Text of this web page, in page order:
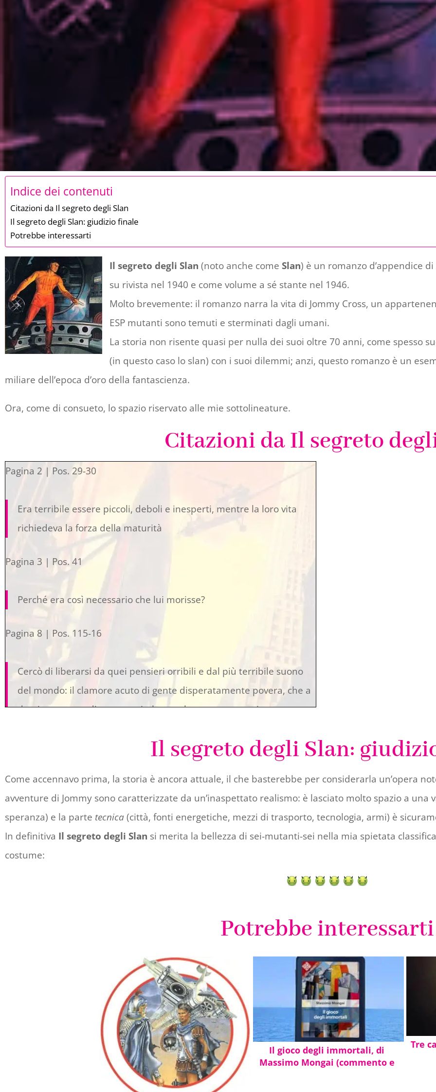
Indice dei contenuti
Citazioni da Il segreto degli Slan
Il segreto degli Slan: giudizio finale
Potrebbe interessarti
Il segreto degli Slan (noto anche come Slan) è un romanzo d’appendice
su rivista nel 1940 e come volume a sé stante nel 1946.
Molto brevemente: il romanzo narra la vita di Jommy Cross, un
ESP mutanti sono temuti e sterminati dagli umani.
La storia non risente quasi per nulla dei suoi oltre 70 anni, come spesso
(in questo caso lo slan) con i suoi dilemmi; anzi, questo romanzo è un
miliare dell’epoca d’oro della fantascienza.
Ora, come di consueto, lo spazio riservato alle mie sottolineature.
Citazioni da Il segreto
Pagina 2 | Pos. 29-30
Era terribile essere piccoli, deboli e inesperti, mentre la loro vita
richiedeva la forza della maturità
Pagina 3 | Pos. 41
Perché era così necessario che lui morisse?
Pagina 8 | Pos. 115-16
Cercò di liberarsi da quei pensieri orribili e dal più terribile suono
del mondo: il clamore acuto di gente disperatamente povera, che a
dozzine correva dietro una ricchezza che superava ogni sogno.
L’uomo che desidera il potere deve, dal momento in cui l’ottiene,
rendere la sua posizione sicura. Ciò significa esecuzioni capitali,
esilio, confisca, incarcerazione, tortura… tutto, naturalmente, per
quelli che gli si sono opposti o non hanno avuto fiducia in lui.
una bestia che noi abbiamo contribuito a creare con la solita
gli uomini in quanto massa fanno sempre il gioco di qualcun altro…
Il segreto degli Slan:
Come accennavo prima, la storia è ancora attuale, il che basterebbe per considerarla un’opera
avventure di Jommy sono caratterizzate da un’inaspettato realismo: è lasciato molto spazio a
speranza) e la parte tecnica(città, fonti energetiche, mezzi di trasporto, tecnologia, armi) è
In definitiva Il segreto degli Slan si merita la bellezza di sei-mutanti-sei nella mia spietata
costume:
Potrebbe interessarti
Il gioco degli immortali, di
Massimo Mongai (commento e
Tre